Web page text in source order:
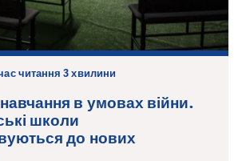
читання 3 хвилини
в умовах війни.
школи
до нових